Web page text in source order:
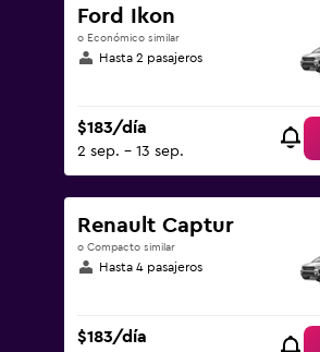
Ford Ikon
o Económico similar
Hasta 2 pasajeros
$183/día
2 sep. - 13 sep.
Renault Captur
o Compacto similar
Hasta 4 pasajeros
$183/día